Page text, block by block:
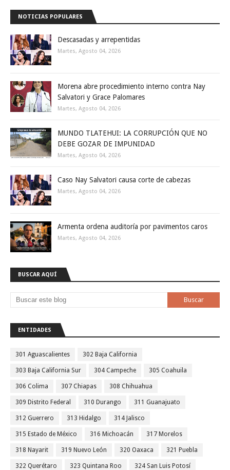
NOTICIAS POPULARES
Descasadas y arrepentidas
Martes, Agosto 04, 2026
Morena abre procedimiento interno contra Nay
Salvatori y Grace Palomares
Martes, Agosto 04, 2026
MUNDO TLATEHUI: LA CORRUPCIÓN QUE NO
DEBE GOZAR DE IMPUNIDAD
Martes, Agosto 04, 2026
Caso Nay Salvatori causa corte de cabezas
Martes, Agosto 04, 2026
Armenta ordena auditoría por pavimentos caros
Martes, Agosto 04, 2026
BUSCAR AQUÍ
ENTIDADES
301 Aguascalientes 302 Baja California
303 Baja California Sur 304 Campeche 305 Coahuila
306 Colima 307 Chiapas 308 Chihuahua
309 Distrito Federal 310 Durango 311 Guanajuato
312 Guerrero 313 Hidalgo 314 Jalisco
315 Estado de México 316 Michoacán 317 Morelos
318 Nayarit 319 Nuevo León 320 Oaxaca 321 Puebla
322 Querétaro 323 Quintana Roo 324 San Luis Potosí